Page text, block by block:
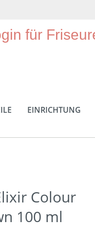
für
EINRICHTUNG
Colour
100 ml